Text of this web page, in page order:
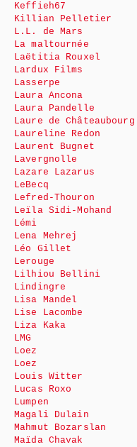
Keffieh67
Killian Pelletier
L.L. de Mars
La maltournée
Laëtitia Rouxel
Lardux Films
Lasserpe
Laura Ancona
Laura Pandelle
Laure de Châteaubourg
Laureline Redon
Laurent Bugnet
Lavergnolle
Lazare Lazarus
LeBecq
Lefred-Thouron
Leïla Sidi-Mohand
Lémi
Lena Mehrej
Léo Gillet
Lerouge
Lilhiou Bellini
Lindingre
Lisa Mandel
Lise Lacombe
Liza Kaka
LMG
Loez
Loez
Louis Witter
Lucas Roxo
Lumpen
Magali Dulain
Mahmut Bozarslan
Maïda Chavak